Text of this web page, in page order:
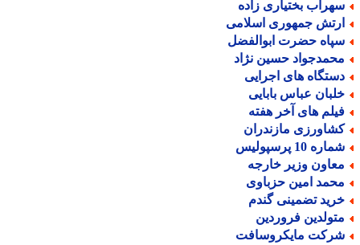
بختیاری زاده
جمهوری اسلامی
حضرت ابوالفضل
حسین نژاد
های اجرایی
عباس بابایی
های آخر هفته
مازندران
10 پرسپولیس
وزیر خارجه
امین حزباوی
تضمینی گندم
فروردین
مایکروسافت